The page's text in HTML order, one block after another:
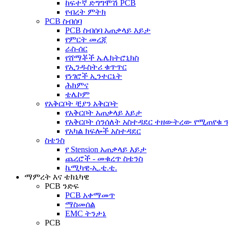
ከፍተኛ ድግግሞሽ PCB
የብረት ምትክ
PCB ስብሰባ
PCB ስብሰባ አጠቃላይ እይታ
የምርት መረጃ
ራስ-ሰር
የሸማቾች ኤሌክትሮኒክስ
የኢንዱስትሪ ቁጥጥር
የነገሮች ኢንተርኔት
ሕክምና
ቴሌኮም
የአቅርቦት ቺያን አቅርቦት
የአቅርቦት አጠቃላይ እይታ
የአቅርቦት ሰንሰለት አስተዳደር ተዘውትረው የሚጠየቁ
የአካል ክፍሎች አስተዳደር
ስቴንስ
የ Stension አጠቃላይ እይታ
ጨረሮች - መቁረጥ ስቴንስ
ኬሚካዊ-ኢ.ቲ.ቲ.
ማምረት እና ቴክኒካዊ
PCB ንድፍ
PCB አቀማመጥ
ማስመሰል
EMC ትንታኔ
PCB